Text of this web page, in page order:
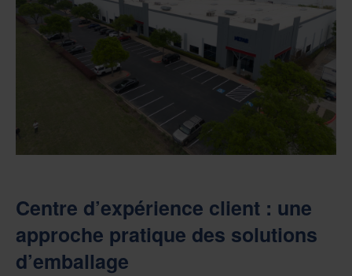
Centre d’expérience client : une
approche pratique des solutions
d’emballage